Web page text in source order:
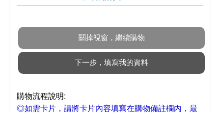
購物流程說明:
◎如需卡片，請將卡片內容填寫在購物備註欄內，最